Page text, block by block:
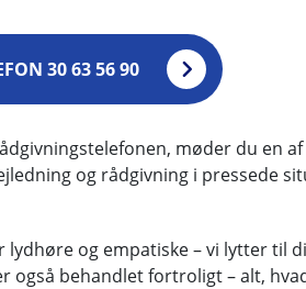
30 63 56 90
møder du en af
og rådgivning i pressede
lydhøre og empatiske – vi lytter til
også behandlet fortroligt – alt,